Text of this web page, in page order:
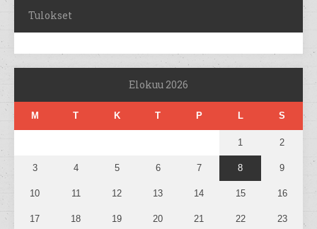
Tulokset
Elokuu 2026
M T K T P L S
1 2
3 4 5 6 7 8 9
10 11 12 13 14 15 16
17 18 19 20 21 22 23